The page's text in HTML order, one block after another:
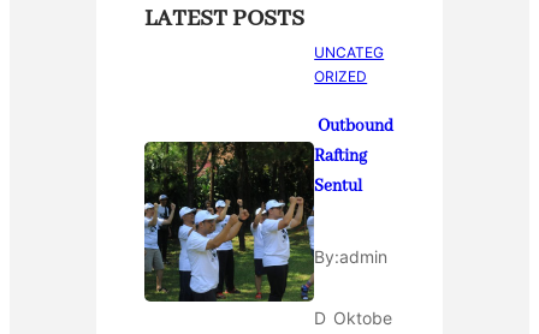
LATEST POSTS
UNCATEG
ORIZED
Outbound
Rafting
Sentul
By:admin
D Oktobe